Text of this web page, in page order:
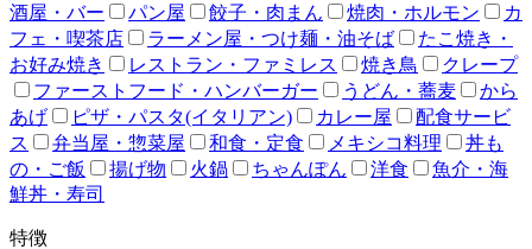
酒屋・バー
パン屋 餃子・肉まん 焼肉・ホルモン
カ
フェ・喫茶店
ラーメン屋・つけ麺・油そば
たこ焼き・
お好み焼き
レストラン・ファミレス 焼き鳥
クレープ
ファーストフード・ハンバーガー
うどん・蕎麦
から
あげ
ピザ・パスタ(イタリアン) カレー屋
配食サービ
ス
弁当屋・惣菜屋 和食・定食 メキシコ料理
丼も
の・ご飯
揚げ物 火鍋 ちゃんぽん 洋食
魚介・海
鮮丼・寿司
特徴